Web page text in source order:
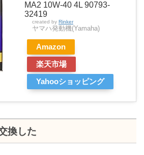
MA2 10W-40 4L 90793-
32419
created by Rinker
ヤマハ発動機(Yamaha)
Amazon
楽天市場
Yahooショッピング
換した